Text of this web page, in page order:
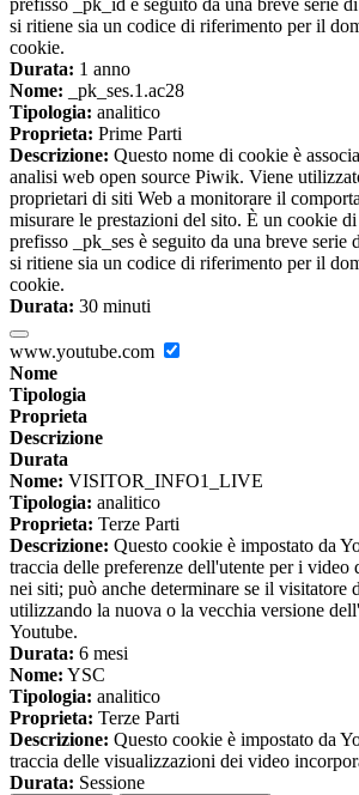
prefisso _pk_id è seguito da una breve serie
si ritiene sia un codice di riferimento per il
cookie.
Durata: 1 anno
Nome: _pk_ses.1.ac28
Tipologia: analitico
Proprieta: Prime Parti
Descrizione: Questo nome di cookie è
analisi web open source Piwik. Viene
proprietari di siti Web a monitorare il
misurare le prestazioni del sito. È un cookie
prefisso _pk_ses è seguito da una breve serie
si ritiene sia un codice di riferimento per il
cookie.
Durata: 30 minuti
www.youtube.com
Nome
Tipologia
Proprieta
Descrizione
Durata
Nome: VISITOR_INFO1_LIVE
Tipologia: analitico
Proprieta: Terze Parti
Descrizione: Questo cookie è impostato da
traccia delle preferenze dell'utente per i video
nei siti; può anche determinare se il visitatore
utilizzando la nuova o la vecchia versione
Youtube.
Durata: 6 mesi
Nome: YSC
Tipologia: analitico
Proprieta: Terze Parti
Descrizione: Questo cookie è impostato da
traccia delle visualizzazioni dei video
Durata: Sessione